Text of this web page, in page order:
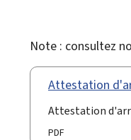
Note : consultez
Attestation
Attestation
PDF